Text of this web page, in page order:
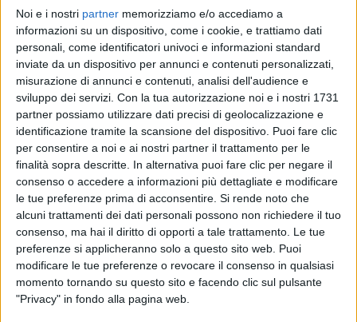
Noi e i nostri partner memorizziamo e/o accediamo a
informazioni su un dispositivo, come i cookie, e trattiamo dati
personali, come identificatori univoci e informazioni standard
inviate da un dispositivo per annunci e contenuti personalizzati,
misurazione di annunci e contenuti, analisi dell'audience e
sviluppo dei servizi. Con la tua autorizzazione noi e i nostri 1731
partner possiamo utilizzare dati precisi di geolocalizzazione e
identificazione tramite la scansione del dispositivo. Puoi fare clic
per consentire a noi e ai nostri partner il trattamento per le
finalità sopra descritte. In alternativa puoi fare clic per negare il
consenso o accedere a informazioni più dettagliate e modificare
le tue preferenze prima di acconsentire. Si rende noto che
alcuni trattamenti dei dati personali possono non richiedere il tuo
consenso, ma hai il diritto di opporti a tale trattamento. Le tue
preferenze si applicheranno solo a questo sito web. Puoi
modificare le tue preferenze o revocare il consenso in qualsiasi
momento tornando su questo sito e facendo clic sul pulsante
"Privacy" in fondo alla pagina web.
Bugo e Morgan sono ufficialmente esclusi
da Sanremo 2020
Amadeus parla del suo incontro con Bugo, dopo la
"lite" con Morgan
diMara Bizzoco